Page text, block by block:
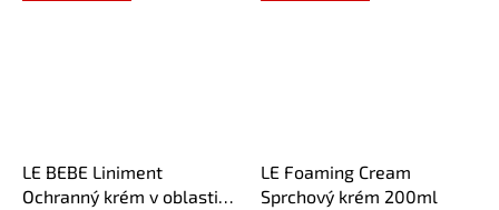
LE BEBE Liniment
Ochranný krém v oblasti
LE Foaming Cream
Sprchový krém 200ml